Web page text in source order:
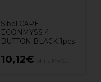
Sibel CAPE
ECONMYSS 4
BUTTON BLACK 1pcs
10,12€